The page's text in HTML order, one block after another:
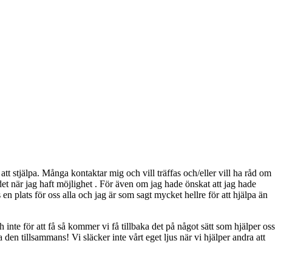
stjälpa. Många kontaktar mig och vill träffas och/eller vill ha råd om
när jag haft möjlighet . För även om jag hade önskat att jag hade
plats för oss alla och jag är som sagt mycket hellre för att hjälpa än
för att få så kommer vi få tillbaka det på något sätt som hjälper oss
tillsammans! Vi släcker inte vårt eget ljus när vi hjälper andra att